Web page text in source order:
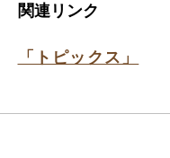
関連リンク
「トピックス」